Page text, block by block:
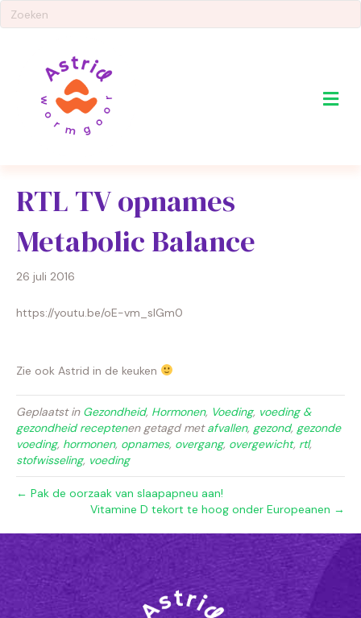
RTL TV opnames
Metabolic Balance
26 juli 2016
https://youtu.be/oE-vm_sIGm0
Zie ook Astrid in de keuken
Geplaatst in Gezondheid, Hormonen, Voeding, voeding &
gezondheid receptenen getagd metafvallen, gezond, gezonde
voeding, hormonen, opnames, overgang, overgewicht, rtl,
stofwisseling, voeding
← Pak de oorzaak van slaapapneu aan!
Vitamine D tekort te hoog onder Europeanen →